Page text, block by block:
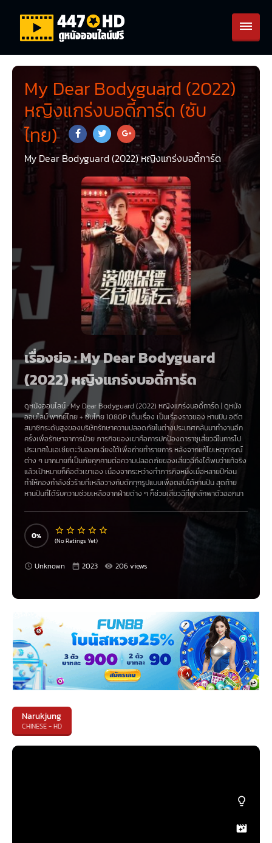
My Dear Bodyguard (2022)
หญิงแกร่งบอดี้การ์ด (ซับ
ไทย)
My Dear Bodyguard (2022) หญิงแกร่งบอดี้การ์ด
เรื่องย่อ : My Dear Bodyguard
(2022) หญิงแกร่งบอดี้การ์ด
ดูหนังออนไลน์ :My Dear Bodyguard (2022) หญิงแกร่งบอดี้การ์ด |ดูหนัง
ออนไลน์พากย์ไทย + ซับไทย 1080P เต็มเรื่อง เป็นเรื่องราวของ หานปิน อดีต
สมาชิกระดับสูงของบริษัทรักษาความปลอดภัยในต่างประเทศกลับมาทำงานอีก
ครั้งเพื่อรักษาอาการป่วย ภารกิจของเขาคือการปกป้องดาราซูเสี่ยวฉีในการไป
ประเทศในเอเชียตะวันออกเฉียงใต้เพื่อถ่ายทำรายการ หลังจากแก้ไขเหตุการณ์
ต่าง ๆ มากมายที่เป็นภัยคุกคามต่อความปลอดภัยของเสี่ยวฉีถึงได้พบว่าแท้จริง
แล้วเป้าหมายก็คือตัวเขาเอง เนื่องจากระหว่างทำภารกิจหนึ่งเมื่อหลายปีก่อน
ทำให้กองกำลังชั่วร้ายที่เหลือวางกับดักทุกรูปแบบเพื่อตอบโต้หานปิน สุดท้าย
หานปินที่ได้รับความช่วยเหลือจากฝ่ายต่าง ๆ ก็ช่วยเสี่ยวฉีที่ถูกลักพาตัวออกมา
ได้สำเร็จ และร่วมกับตำรวจต่างประเทศทำลายฐานทัพของกองกำลังวายร้าย
จนทำให้พวกเขาบรรลุเป้าหมายได้สำเร็จ
0
(No Ratings Yet)
Unknown 2023 206 views
Narukjung
CHINESE - HD